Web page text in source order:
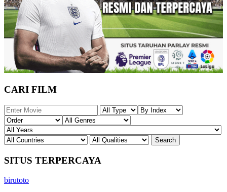
CARI FILM
SITUS TERPERCAYA
birutoto